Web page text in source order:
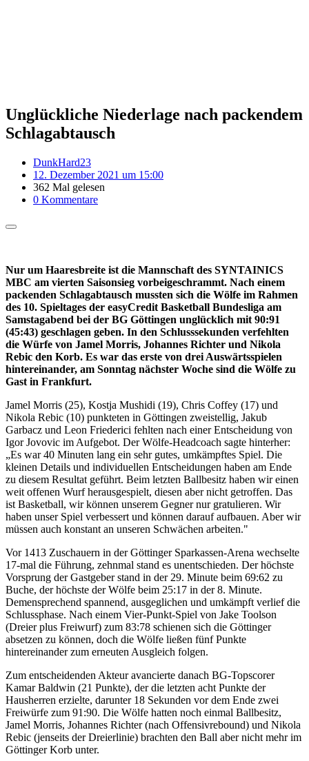
Unglückliche Niederlage nach packendem
Schlagabtausch
DunkHard23
12. Dezember 2021 um 15:00
362 Mal gelesen
0 Kommentare
Nur um Haaresbreite ist die Mannschaft des SYNTAINICS
MBC am vierten Saisonsieg vorbeigeschrammt. Nach einem
packenden Schlagabtausch mussten sich die Wölfe im Rahmen
des 10. Spieltages der easyCredit Basketball Bundesliga am
Samstagabend bei der BG Göttingen unglücklich mit 90:91
(45:43) geschlagen geben. In den Schlusssekunden verfehlten
die Würfe von Jamel Morris, Johannes Richter und Nikola
Rebic den Korb. Es war das erste von drei Auswärtsspielen
hintereinander, am Sonntag nächster Woche sind die Wölfe zu
Gast in Frankfurt.
Jamel Morris (25), Kostja Mushidi (19), Chris Coffey (17) und
Nikola Rebic (10) punkteten in Göttingen zweistellig, Jakub
Garbacz und Leon Friederici fehlten nach einer Entscheidung von
Igor Jovovic im Aufgebot. Der Wölfe-Headcoach sagte hinterher:
„Es war 40 Minuten lang ein sehr gutes, umkämpftes Spiel. Die
kleinen Details und individuellen Entscheidungen haben am Ende
zu diesem Resultat geführt. Beim letzten Ballbesitz haben wir einen
weit offenen Wurf herausgespielt, diesen aber nicht getroffen. Das
ist Basketball, wir können unserem Gegner nur gratulieren. Wir
haben unser Spiel verbessert und können darauf aufbauen. Aber wir
müssen auch konstant an unseren Schwächen arbeiten."
Vor 1413 Zuschauern in der Göttinger Sparkassen-Arena wechselte
17-mal die Führung, zehnmal stand es unentschieden. Der höchste
Vorsprung der Gastgeber stand in der 29. Minute beim 69:62 zu
Buche, der höchste der Wölfe beim 25:17 in der 8. Minute.
Demensprechend spannend, ausgeglichen und umkämpft verlief die
Schlussphase. Nach einem Vier-Punkt-Spiel von Jake Toolson
(Dreier plus Freiwurf) zum 83:78 schienen sich die Göttinger
absetzen zu können, doch die Wölfe ließen fünf Punkte
hintereinander zum erneuten Ausgleich folgen.
Zum entscheidenden Akteur avancierte danach BG-Topscorer
Kamar Baldwin (21 Punkte), der die letzten acht Punkte der
Hausherren erzielte, darunter 18 Sekunden vor dem Ende zwei
Freiwürfe zum 91:90. Die Wölfe hatten noch einmal Ballbesitz,
Jamel Morris, Johannes Richter (nach Offensivrebound) und Nikola
Rebic (jenseits der Dreierlinie) brachten den Ball aber nicht mehr im
Göttinger Korb unter.